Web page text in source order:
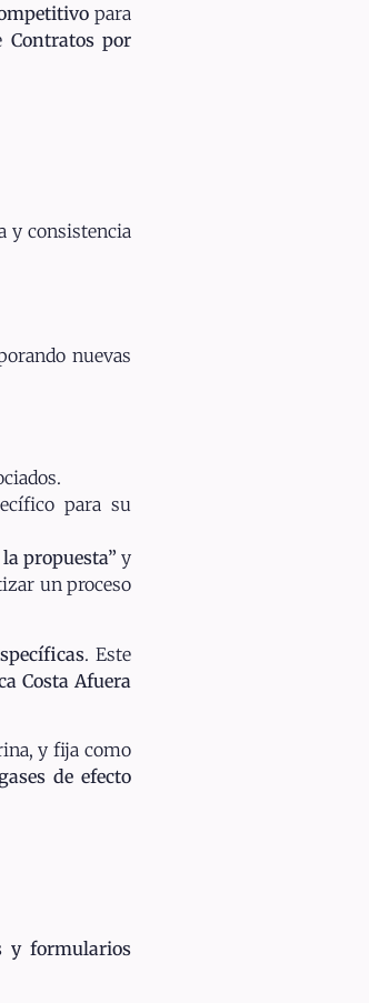
para
Contratos por
y consistencia
nuevas
para su
propuesta” y
un proceso
. Este
Costa Afuera
y fija como
de efecto
y formularios